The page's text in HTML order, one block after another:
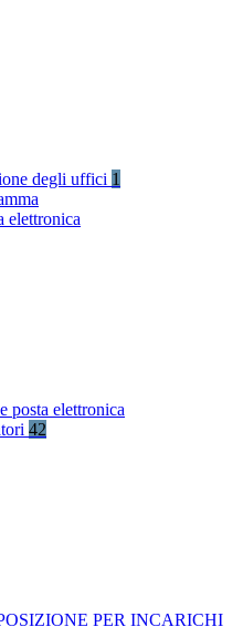
degli uffici 1
elettronica
posta elettronica
42
PER INCARICHI